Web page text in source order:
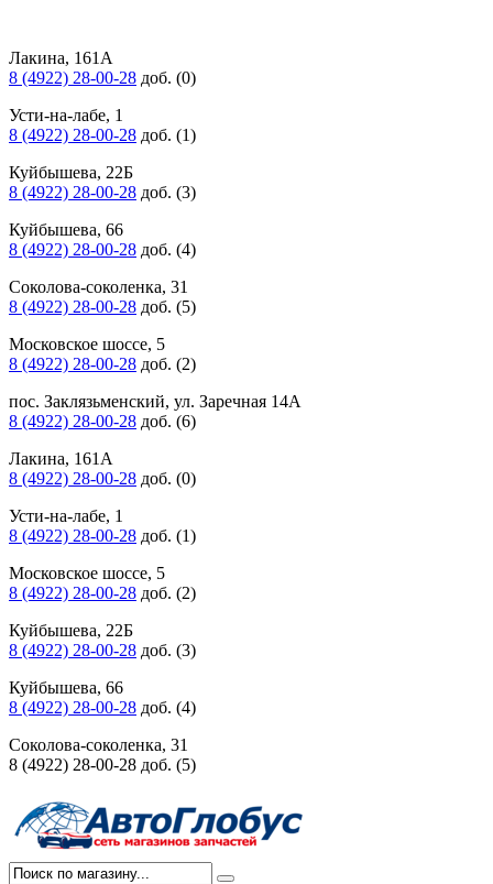
Лакина, 161А
8 (4922) 28-00-28 доб. (0)
Усти-на-лабе, 1
8 (4922) 28-00-28 доб. (1)
Куйбышева, 22Б
8 (4922) 28-00-28 доб. (3)
Куйбышева, 66
8 (4922) 28-00-28 доб. (4)
Соколова-соколенка, 31
8 (4922) 28-00-28 доб. (5)
Московское шоссе, 5
8 (4922) 28-00-28 доб. (2)
пос. Заклязьменский, ул. Заречная 14А
8 (4922) 28-00-28 доб. (6)
Лакина, 161А
8 (4922) 28-00-28 доб. (0)
Усти-на-лабе, 1
8 (4922) 28-00-28 доб. (1)
Московское шоссе, 5
8 (4922) 28-00-28 доб. (2)
Куйбышева, 22Б
8 (4922) 28-00-28 доб. (3)
Куйбышева, 66
8 (4922) 28-00-28 доб. (4)
Соколова-соколенка, 31
8 (4922) 28-00-28 доб. (5)